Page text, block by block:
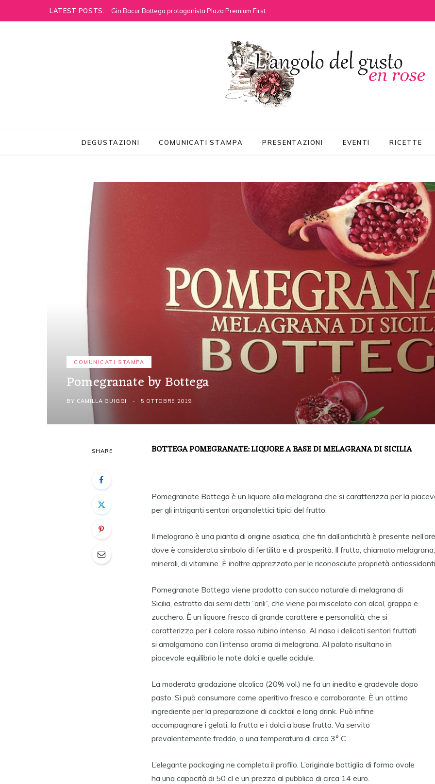
LATEST POSTS: Gin Bacur Bottega protagonista Plaza Premium First
DEGUSTAZIONI COMUNICATI STAMPA PRESENTAZIONI EVENTI RICETTE
COMUNICATI STAMPA
Pomegranate by Bottega
BY CAMILLA GUIGGI 5 OTTOBRE 2019
SHARE BOTTEGA POMEGRANATE: LIQUORE A BASE DI MELAGRANA DI SICILIA
Pomegranate Bottega è un liquore alla melagrana che si caratterizza per la
per gli intriganti sentori organolettici tipici del frutto.
Il melograno è una pianta di origine asiatica, che fin dall’antichità è presente
dove è considerata simbolo di fertilità e di prosperità. Il frutto, chiamato
minerali, di vitamine. È inoltre apprezzato per le riconosciute proprietà
Pomegranate Bottega viene prodotto con succo naturale di melagrana di
Sicilia, estratto dai semi detti “arili”, che viene poi miscelato con alcol, grappa e
zucchero. È un liquore fresco di grande carattere e personalità, che si
caratterizza per il colore rosso rubino intenso. Al naso i delicati sentori fruttati
si amalgamano con l’intenso aroma di melagrana. Al palato risultano in
piacevole equilibrio le note dolci e quelle acidule.
La moderata gradazione alcolica (20% vol.) ne fa un inedito e gradevole dopo
pasto. Si può consumare come aperitivo fresco e corroborante. È un ottimo
ingrediente per la preparazione di cocktail e long drink. Può infine
accompagnare i gelati, la frutta e i dolci a base frutta. Va servito
prevalentemente freddo, a una temperatura di circa 3° C.
L’elegante packaging ne completa il profilo. L’originale bottiglia di forma ovale
ha una capacità di 50 cl e un prezzo al pubblico di circa 14 euro.